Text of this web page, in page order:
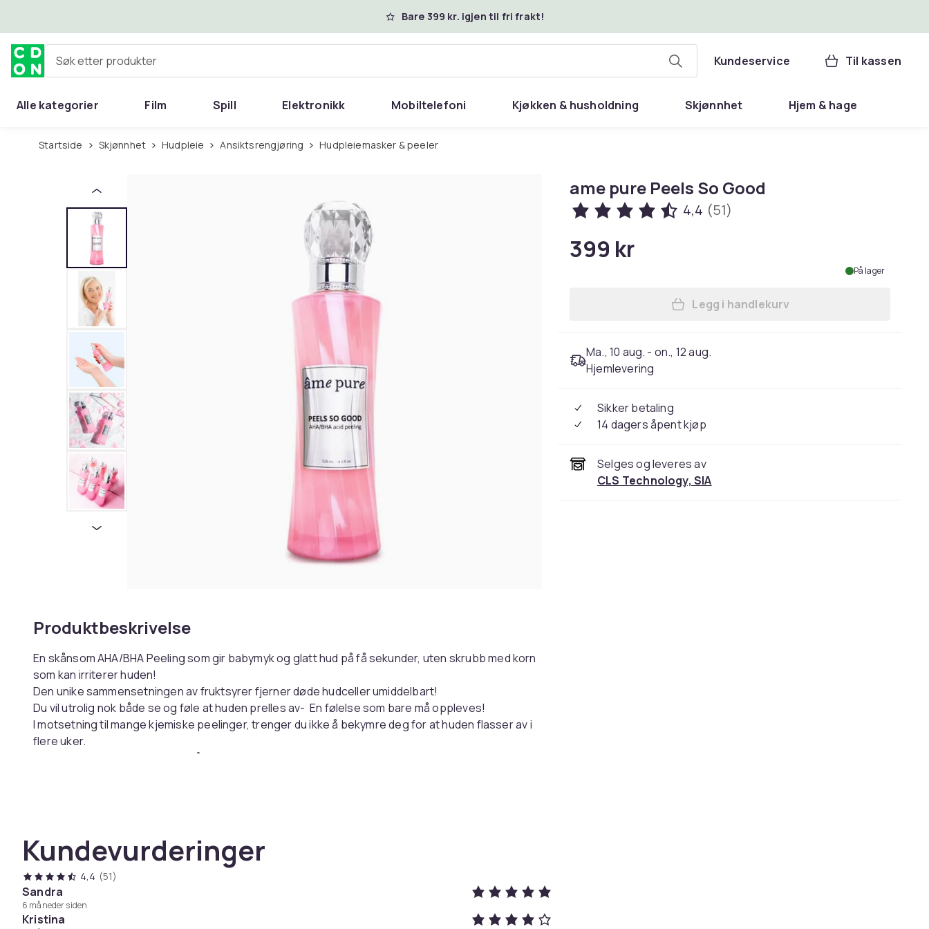
Bare 399 kr. igjen til fri frakt!
Søk etter produkter Kundeservice Til kassen
Alle kategorier Film Spill Elektronikk Mobiltelefoni Kjøkken & husholdning Skjønnhet Hjem & hage
Startside Skjønnhet Hudpleie Ansiktsrengjøring Hudpleiemasker & peeler
Produktbeskrivelse
En skånsom AHA/BHA Peeling som gir babymyk og glatt hud på få sekunder, uten skrubb med korn
som kan irriterer huden!
Den unike sammensetningen av fruktsyrer fjerner døde hudceller umiddelbart!
Du vil utrolig nok både se og føle at huden prelles av- En følelse som bare må oppleves!
I motsetning til mange kjemiske peelinger, trenger du ikke å bekymre deg for at huden flasser av i
flere uker.
Denne peelingen gjør jobben på 30 sekunder, uten noe “nedetid” og flassing etter bruk!
Vegansk, ikke testet på dyr og laget av resirkulert glass
Dermatologisk testet og Uparfymert
VITENSKAP:
AHA/BHA:
Mandelsyre, Salisylsyre, Sitronsyre, Eplesyre, Ascorbic Acid (Vitamin C), og Vinsyre.
Kundevurderinger
4,4 (51)
Sandra
6 måneder siden
Kristina
ame pure Peels So Good
4,4 (51)
399 kr
På lager
Legg ame pure Peels So Good i
Legg i handlekurv
Ma., 10 aug. - on., 12 aug.
Hjemlevering
Sikker betaling
14 dagers åpent kjøp
Selges og leveres av
CLS Technology, SIA